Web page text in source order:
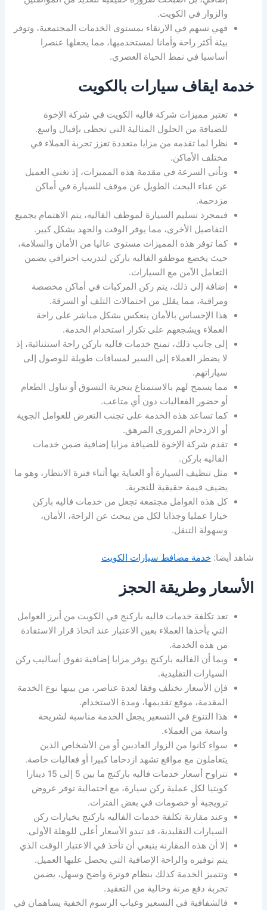
والزوار في الكويت.
فهي تسهم في الارتقاء بمستوى الخدمات المجتمعية، وتوفر
بيئة أكثر راحة وأمانا لمستخدميها، مما يجعلها عنصرا
أساسيا في نمط الحياة العصري.
خدمة ايقاف سيارات بالكويت
تعتبر مميزات شركة فاليه الكويت في شركة الإخوة
للضيافة من الحلول المثالية التي تحظى بإقبال واسع.
نظرا لما تقدمه من مزايا متعددة تعزز تجربة العملاء في
مختلف الأماكن.
وتأتي السرعة في مقدمة هذه المميزات، إذ تغني العميل
عن عناء البحث الطويل عن موقف للسيارة في أماكن
مزدحمة.
فبمجرد تسليم السيارة لموظف الفاليه، يتم الاهتمام بجميع
التفاصيل الأخرى، مما يوفر الوقت والجهد بشكل كبير.
كما توفر هذه المميزات مستوى عاليا من الأمان والسلامة،
حيث يخضع موظفو الفاليه باركن لتدريب احترافي يضمن
التعامل الآمن مع السيارات.
إضافة إلى ذلك، يتم ركن المركبات في أماكن مخصصة
ومراقبة، مما يقلل من احتمالات التلف أو السرقة.
هذا الإحساس بالأمان ينعكس بشكل مباشر على راحة
العملاء ويشجعهم على تكرار استخدام الخدمة.
إلى جانب ذلك، تمنح خدمات فاليه باركن راحة استثنائية، إذ
لا يضطر العملاء إلى السير لمسافات طويلة للوصول إلى
سياراتهم.
مما يسمح لهم بالاستمتاع بتجربة التسوق أو تناول الطعام
أو حضور الفعاليات دون أي متاعب.
كما تساعد هذه الخدمة على تجنب التعرض للعوامل الجوية
أو الازدحام المروري المرهق.
تقدم شركة الإخوة للضيافة مزايا إضافية ضمن خدمات
الفاليه باركن.
مثل تنظيف السيارة أو العناية بها أثناء فترة الانتظار، وهو ما
يضيف قيمة حقيقية للتجربة.
كل هذه العوامل مجتمعة تجعل من خدمات فاليه باركن
خيارا عمليا وجذابا لكل من يبحث عن الراحة، الأمان،
وسهولة التنقل.
شاهد أيضا:خدمة مصافط سيارات الكويت
الأسعار وطريقة الحجز
تعد تكلفة خدمات فاليه باركنج في الكويت من أبرز العوامل
التي يأخذها العملاء بعين الاعتبار عند اتخاذ قرار الاستفادة
من هذه الخدمة.
وبما أن الفاليه باركنج يوفر مزايا إضافية تفوق أساليب ركن
السيارات التقليدية.
فإن الأسعار تختلف وفقا لعدة عناصر، من بينها نوع الخدمة
المقدمة، موقع تقديمها، ومدة الاستخدام.
هذا التنوع في التسعير يجعل الخدمة مناسبة لشريحة
واسعة من العملاء.
سواء كانوا من الزوار العاديين أو من الأشخاص الذين
يتعاملون مع مواقع تشهد ازدحاما كبيرا أو فعاليات خاصة.
تتراوح أسعار خدمات فاليه باركنج ما بين 5 إلى 15 دينارا
كويتيا لكل عملية ركن سيارة، مع احتمالية توفر عروض
ترويجية أو خصومات في بعض الفترات.
وعند مقارنة تكلفة خدمات الفاليه باركنج بخيارات ركن
السيارات التقليدية، قد تبدو الأسعار أعلى للوهلة الأولى.
إلا أن هذه المقارنة ينبغي أن تأخذ في الاعتبار الوقت الذي
يتم توفيره والراحة الإضافية التي يحصل عليها العميل.
وتتميز الخدمة كذلك بنظام فوترة واضح وسهل، يضمن
تجربة دفع مرنة وخالية من التعقيد.
فالشفافية في التسعير وغياب الرسوم الخفية يساهمان في